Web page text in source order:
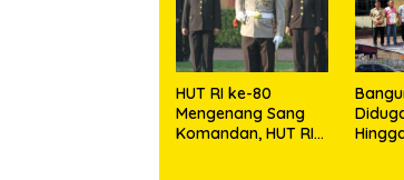
HUT RI ke-80
Mengenang Sang
Komandan, HUT RI